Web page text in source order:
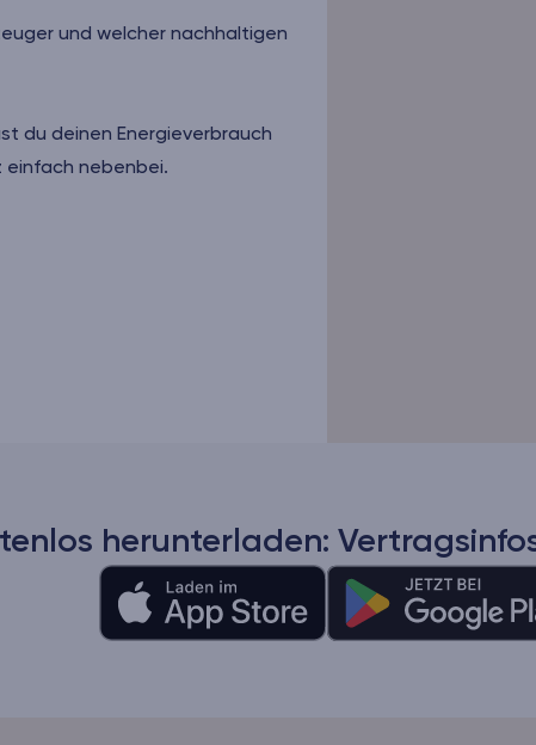
und welcher nachhaltigen
du deinen Energieverbrauch
einfach nebenbei.
herunterladen: